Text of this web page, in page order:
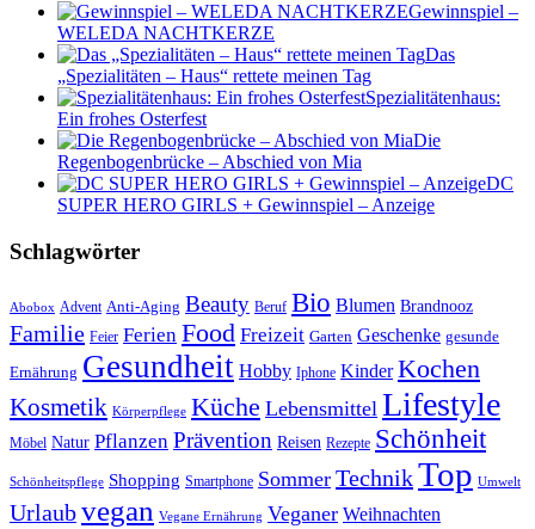
Gewinnspiel –
WELEDA NACHTKERZE
Das
„Spezialitäten – Haus“ rettete meinen Tag
Spezialitätenhaus:
Ein frohes Osterfest
Die
Regenbogenbrücke – Abschied von Mia
DC
SUPER HERO GIRLS + Gewinnspiel – Anzeige
Schlagwörter
Abobox Advent Anti-Aging Beauty Beruf Bio Blumen Brandnooz
Familie Feier Ferien Food Freizeit Garten Geschenke gesunde
Ernährung Gesundheit Hobby Iphone Kinder Kochen
Kosmetik Körperpflege Küche Lebensmittel Lifestyle
Möbel Natur Pflanzen Prävention Reisen Rezepte Schönheit
Schönheitspflege Shopping Smartphone Sommer TechnikTop Umwelt
Urlaubvegan Vegane Ernährung Veganer Weihnachten